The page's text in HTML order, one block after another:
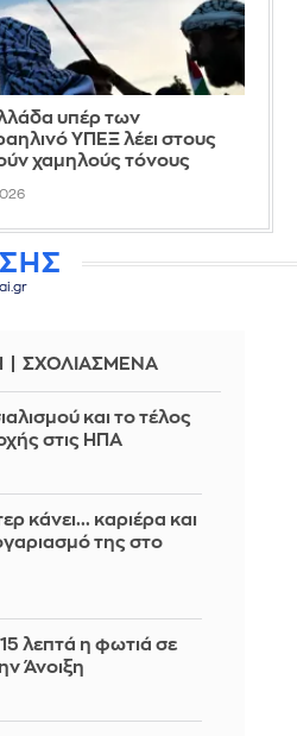
υπέρ των
ΥΠΕΞ λέει στους
χαμηλούς τόνους
ΣΧΟΛΙΑΣΜΕΝΑ
και το τέλος
στις ΗΠΑ
κάνει... καριέρα και
της στο
λεπτά η φωτιά σε
Άνοιξη